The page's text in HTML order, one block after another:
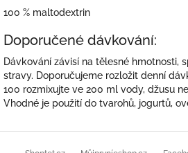
100 % maltodextrin
Doporučené dávkování:
Dávkování závisí na tělesné hmotnosti,
stravy. Doporučujeme rozložit denní
100 rozmixujte ve 200 ml vody, džusu
Vhodné je použití do tvarohů, jogurtů,